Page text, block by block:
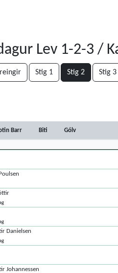
Lev 1-2-3 /
Stig 1 Stig 2 Stig 3
Barr Biti Gólv
Danielsen
Johannessen